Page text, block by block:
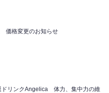
価格変更のお知らせ
ドリンクAngelica 体力、集中力の維